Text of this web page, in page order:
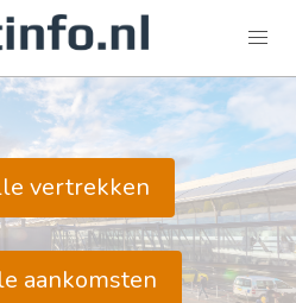
vertrekken
aankomsten